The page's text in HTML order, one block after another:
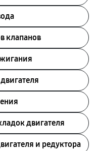
клапанов
двигателя
и редуктора